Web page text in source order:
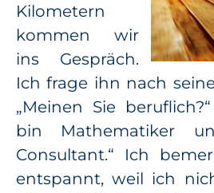
Kilometern
kommen wir
ins Gespräch.
Ich frage ihn nach
„Meinen Sie
bin Mathematiker
Consultant.“ Ich
entspannt, weil ich